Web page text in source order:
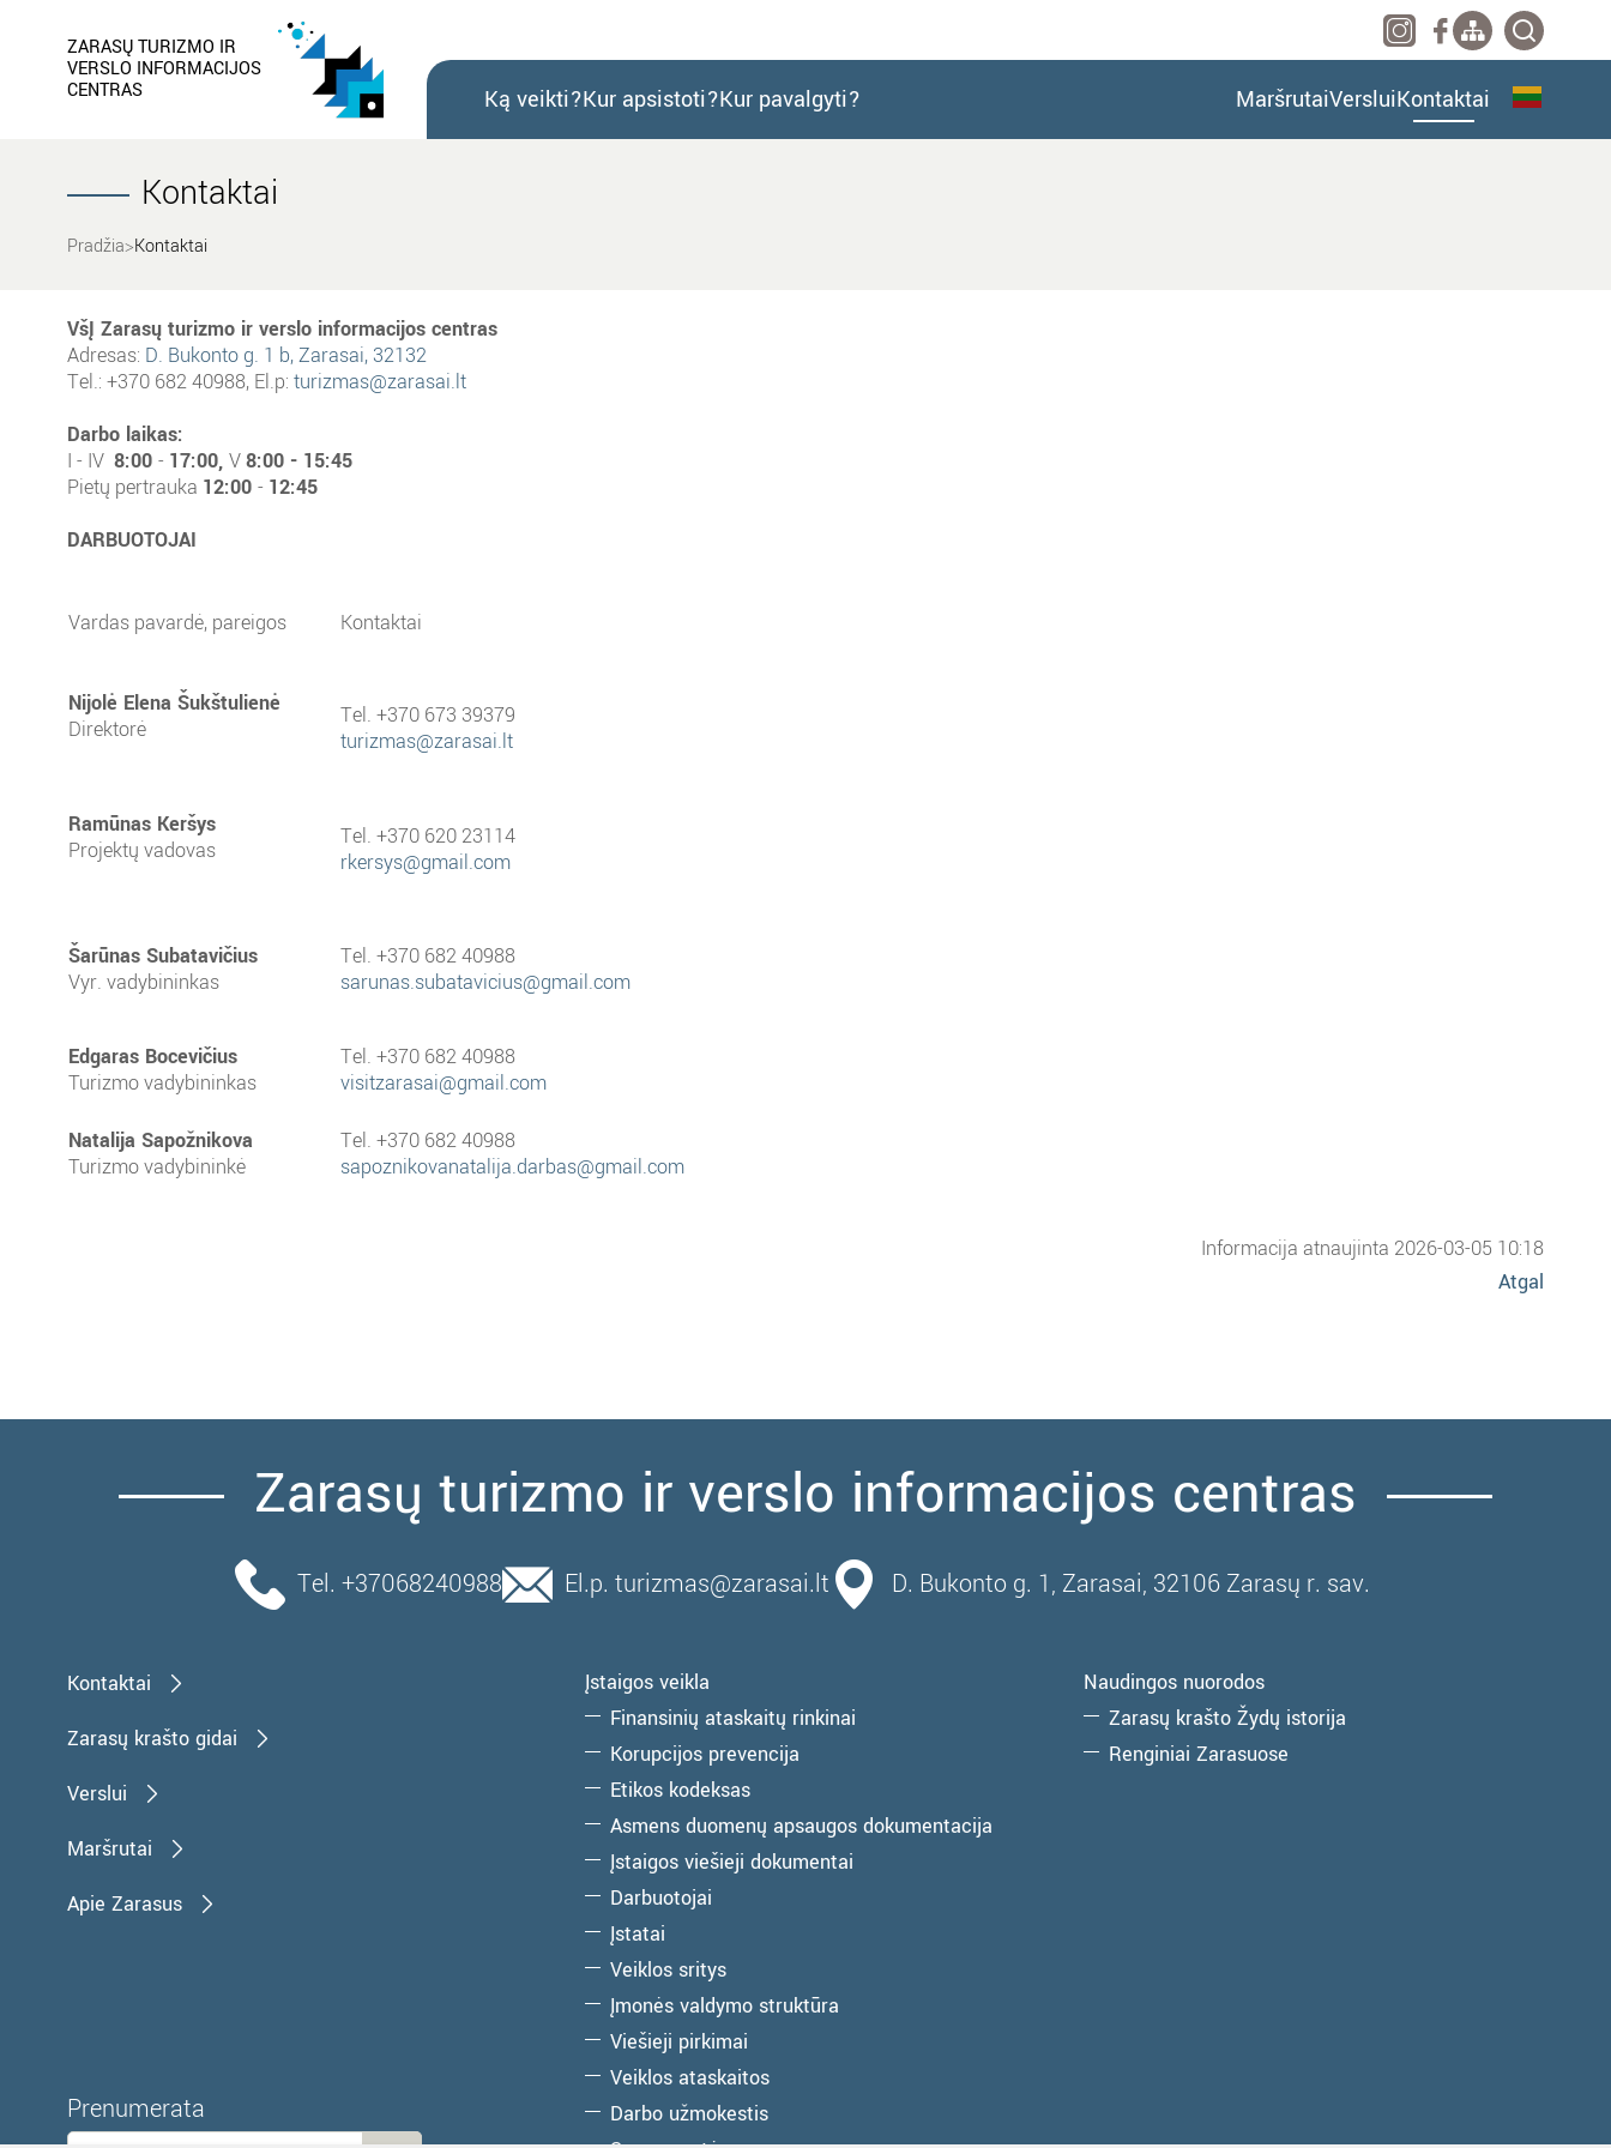
ZARASŲ TURIZMO IR
VERSLO INFORMACIJOS
CENTRAS
Ką veikti?Kur apsistoti?Kur pavalgyti? MaršrutaiVersluiKontaktai
Kontaktai
Pradžia Kontaktai
VšĮ Zarasų turizmo ir verslo informacijos centras
Adresas: D. Bukonto g. 1 b, Zarasai, 32132
Tel.: +370 682 40988, El.p: turizmas@zarasai.lt
Darbo laikas:
I - IV 8:00 - 17:00, V8:00 - 15:45
Pietų pertrauka 12:00 - 12:45
DARBUOTOJAI
Vardas pavardė, pareigos Kontaktai
Nijolė Elena Šukštulienė
Direktorė
Tel. +370 673 39379
turizmas@zarasai.lt
Ramūnas Keršys
Projektų vadovas
Tel. +370 620 23114
rkersys@gmail.com
Šarūnas Subatavičius
Vyr. vadybininkas
Tel. +370 682 40988
sarunas.subatavicius@gmail.com
Edgaras Bocevičius
Turizmo vadybininkas
Tel. +370 682 40988
visitzarasai@gmail.com
Natalija Sapožnikova
Turizmo vadybininkė
Tel. +370 682 40988
sapoznikovanatalija.darbas@gmail.com
Informacija atnaujinta 2026-03-05 10:18
Atgal
Zarasų turizmo ir verslo informacijos centras
Tel. +37068240988 El.p. turizmas@zarasai.lt D. Bukonto g. 1, Zarasai, 32106 Zarasų r. sav.
Kontaktai
Zarasų krašto gidai
Verslui
Maršrutai
Apie Zarasus
Įstaigos veikla
Finansinių ataskaitų rinkinai
Korupcijos prevencija
Etikos kodeksas
Asmens duomenų apsaugos dokumentacija
Įstaigos viešieji dokumentai
Darbuotojai
Įstatai
Veiklos sritys
Įmonės valdymo struktūra
Viešieji pirkimai
Veiklos ataskaitos
Darbo užmokestis
Naudingos nuorodos
Zarasų krašto Žydų istorija
Renginiai Zarasuose
Prenumerata